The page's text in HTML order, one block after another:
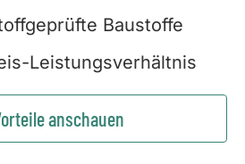
Baustoffe
Leistungsverhältnis
anschauen